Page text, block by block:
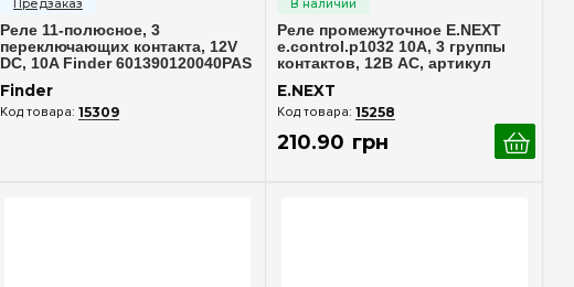
Реле 11-полюсное, 3
переключающих контакта, 12V
DC, 10A Finder 601390120040PAS
Finder
15309
Реле промежуточное E.NEXT
e.control.p1032 10А, 3 группы
контактов, 12В AC, артикул
E.NEXT
15258
210.90 грн